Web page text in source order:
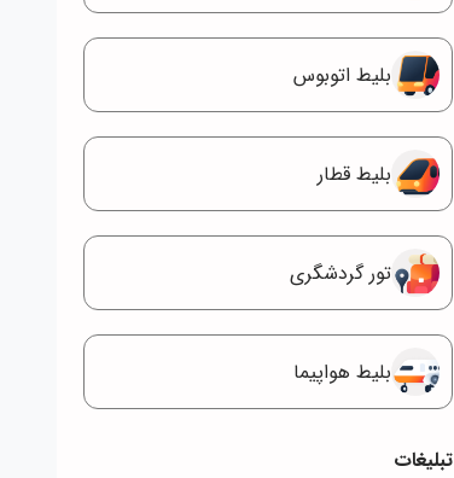
بلیط اتوبوس
بلیط قطار
تور گردشگری
بلیط هواپیما
تبلیغات